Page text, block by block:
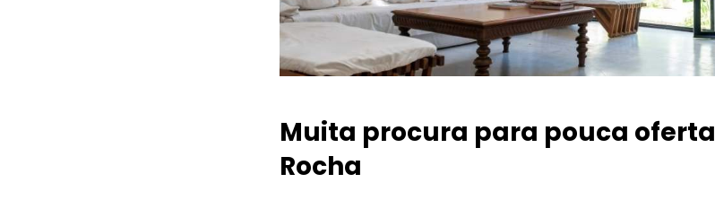
Muita procura para pouca oferta
Rocha